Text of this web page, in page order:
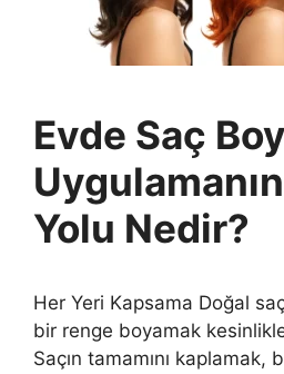
Evde Saç
Yolu Nedir?
Her Yeri Kapsama Doğal
bir renge boyamak
Saçın tamamını